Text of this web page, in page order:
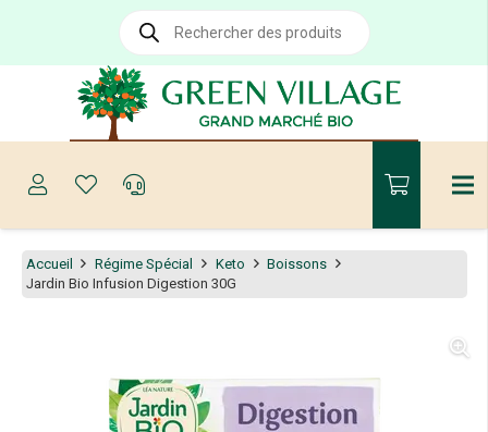
Recherche
produits
Accueil Régime Spécial Keto
Boissons
Jardin Bio Infusion Digestion 30G